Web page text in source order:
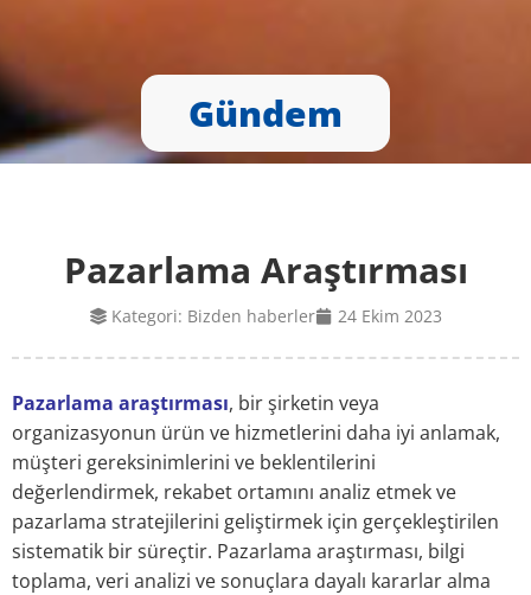
Gündem
Pazarlama Araştırması
Kategori: Bizden haberler 24 Ekim 2023
Pazarlama araştırması, bir şirketin veya
organizasyonun ürün ve hizmetlerini daha iyi anlamak,
müşteri gereksinimlerini ve beklentilerini
değerlendirmek, rekabet ortamını analiz etmek ve
pazarlama stratejilerini geliştirmek için gerçekleştirilen
sistematik bir süreçtir. Pazarlama araştırması, bilgi
toplama, veri analizi ve sonuçlara dayalı kararlar alma